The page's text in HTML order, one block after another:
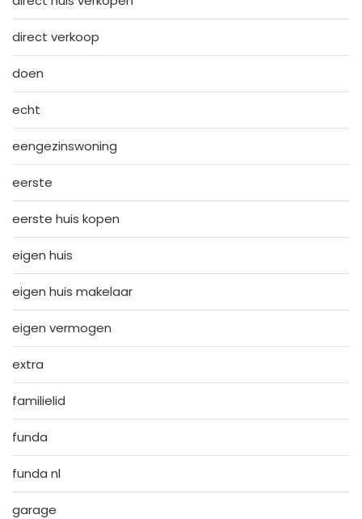
direct verkoop
doen
echt
eengezinswoning
eerste
eerste huis kopen
eigen huis
eigen huis makelaar
eigen vermogen
extra
familielid
funda
funda nl
garage